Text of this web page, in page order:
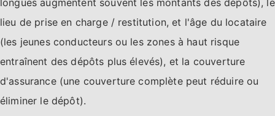
longues augmentent souvent les montants des dépôts), le
lieu de prise en charge / restitution, et l'âge du locataire
(les jeunes conducteurs ou les zones à haut risque
entraînent des dépôts plus élevés), et la couverture
d'assurance (une couverture complète peut réduire ou
éliminer le dépôt).